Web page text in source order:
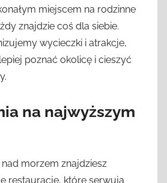
miejscem na rodzinne
znajdzie coś dla siebie.
wycieczki i atrakcje,
poznać okolicę i cieszyć
na najwyższym
morzem znajdziesz
restauracje, które serwują